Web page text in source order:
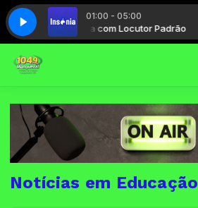
01:00 - 05:00
Insônia com Locutor Padrão
Notícias em Educação